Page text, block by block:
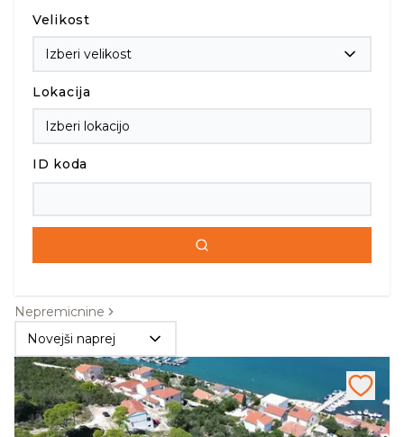
Velikost
Izberi velikost
Lokacija
ID koda
Nepremicnine
Novejši naprej